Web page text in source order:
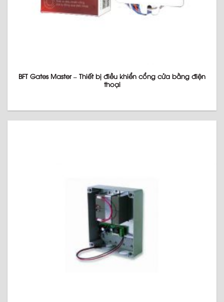
BFT Gates Master – Thiết bị điều khiển cổng cửa bằng điện
thoại